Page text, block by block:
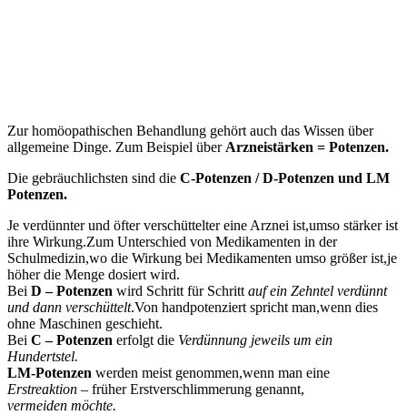
Zur homöopathischen Behandlung gehört auch das Wissen über
allgemeine Dinge. Zum Beispiel über Arzneistärken = Potenzen.
Die gebräuchlichsten sind die C-Potenzen / D-Potenzen und LM
Potenzen.
Je verdünnter und öfter verschüttelter eine Arznei ist,umso stärker ist
ihre Wirkung.Zum Unterschied von Medikamenten in der
Schulmedizin,wo die Wirkung bei Medikamenten umso größer ist,je
höher die Menge dosiert wird.
Bei D – Potenzen wird Schritt für Schritt auf ein Zehntel verdünnt
und dann verschüttelt.Von handpotenziert spricht man,wenn dies
ohne Maschinen geschieht.
Bei C – Potenzen erfolgt die Verdünnung jeweils um ein
Hundertstel.
LM-Potenzen werden meist genommen,wenn man eine
Erstreaktion – früher Erstverschlimmerung genannt,
vermeiden möchte.